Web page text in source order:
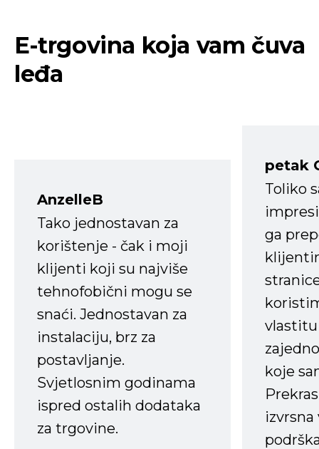
E-trgovina koja vam čuva
leđa
AnzelleB
Tako jednostavan za
korištenje - čak i moji
klijenti koji su najviše
tehnofobični mogu se
snaći. Jednostavan za
instalaciju, brz za
postavljanje.
Svjetlosnim godinama
ispred ostalih dodataka
za trgovine.
petak
Toliko
ga
koje